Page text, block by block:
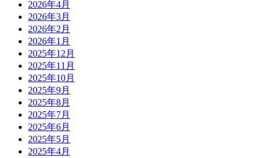
2026年4月
2026年3月
2026年2月
2026年1月
2025年12月
2025年11月
2025年10月
2025年9月
2025年8月
2025年7月
2025年6月
2025年5月
2025年4月